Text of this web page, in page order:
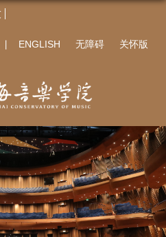
ENGLISH 无障碍 关怀版